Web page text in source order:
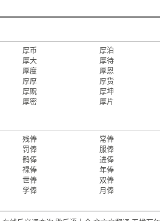
厚币 厚泊
厚大 厚待
厚度 厚恩
厚厚 厚货
厚贶 厚坤
厚密 厚片
残俸 常俸
罚俸 服俸
鹤俸 进俸
禄俸 年俸
世俸 双俸
学俸 月俸